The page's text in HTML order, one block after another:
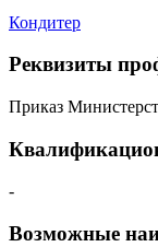
Кондитер
Реквизиты
Приказ
-
Возможные